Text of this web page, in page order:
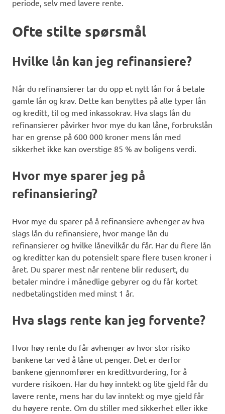
periode, selv med lavere rente.
Ofte stilte spørsmål
Hvilke lån kan jeg refinansiere?
Når du refinansierer tar du opp et nytt lån for å betale
gamle lån og krav. Dette kan benyttes på alle typer lån
og kreditt, til og med inkassokrav. Hva slags lån du
refinansierer påvirker hvor mye du kan låne, forbrukslån
har en grense på 600 000 kroner mens lån med
sikkerhet ikke kan overstige 85 % av boligens verdi.
Hvor mye sparer jeg på
refinansiering?
Hvor mye du sparer på å refinansiere avhenger av hva
slags lån du refinansiere, hvor mange lån du
refinansierer og hvilke lånevilkår du får. Har du flere lån
og kreditter kan du potensielt spare flere tusen kroner i
året. Du sparer mest når rentene blir redusert, du
betaler mindre i månedlige gebyrer og du får kortet
nedbetalingstiden med minst 1 år.
Hva slags rente kan jeg forvente?
Hvor høy rente du får avhenger av hvor stor risiko
bankene tar ved å låne ut penger. Det er derfor
bankene gjennomfører en kredittvurdering, for å
vurdere risikoen. Har du høy inntekt og lite gjeld får du
lavere rente, mens har du lav inntekt og mye gjeld får
du høyere rente. Om du stiller med sikkerhet eller ikke